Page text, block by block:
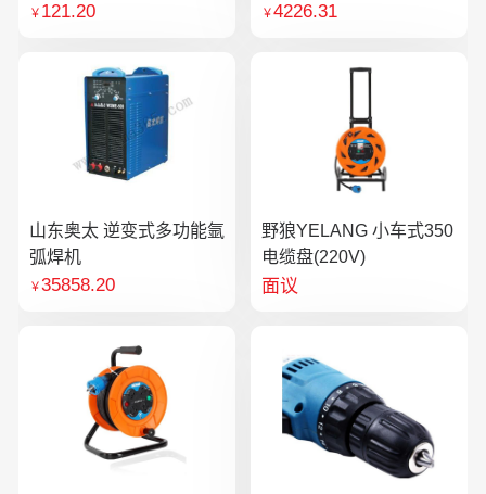
￥ 121.20 ￥4226.31
山东奥太 逆变式多功能氩
弧焊机
￥35858.20
野狼YELANG 小车式350
电缆盘(220V)
面议